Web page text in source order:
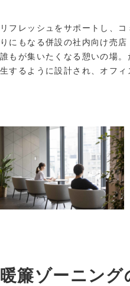
リフレッシュをサポートし、
りにもなる併設の社内向け売
誰もが集いたくなる憩いの場
生するように設計され、オフィ
暖簾ゾーニング